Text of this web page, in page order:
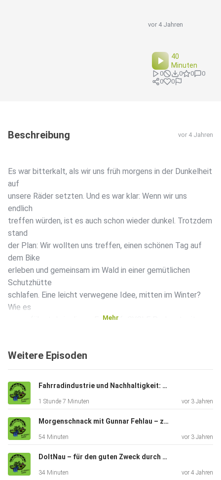
vor 4 Jahren
40
Minuten
0 0 0
0
0
0
Beschreibung vor 4 Jahren
Es war bitterkalt, als wir uns früh morgens in der Dunkelheit
auf
unsere Räder setzten. Und es war klar: Wenn wir uns
endlich
treffen würden, ist es auch schon wieder dunkel. Trotzdem
stand
der Plan: Wir wollten uns treffen, einen schönen Tag auf
dem Bike
erleben und gemeinsam im Wald in einer gemütlichen
Schutzhütte
schlafen. Eine leicht verwegene Idee, mitten im Winter?
Wie es
war, erfährst du in dieser Folge lifeCYCLE Podcast mit
Mehr
Weitere Episoden
Fahrradindustrie und Nachhaltigkeit: Zu Besuch bei Schwalbe Reifen
1 Stunde 7 Minuten vor 3 Jahren
Morgenschnack mit Gunnar Fehlau – zwei alte Hase machen Podcast
54 Minuten vor 3 Jahren
DoItNau – für den guten Zweck durch Marokko
34 Minuten vor 4 Jahren